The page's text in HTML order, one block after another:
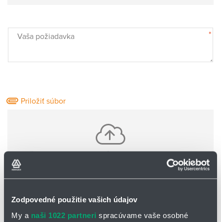
Zodpovedné použitie vašich údajov
My a naši 1022 partneri spracúvame vaše osobné
Vaša požiadavka *
Priložiť súbor
Vložte jeden alebo viac súborov pomocou CTRL+shift
Základné informácie o Vás: